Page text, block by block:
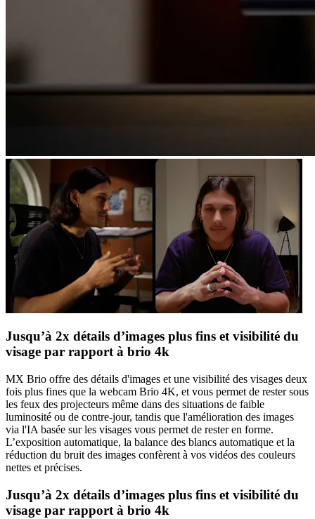
Jusqu’à 2x détails d’images plus fins et visibilité du
visage par rapport à brio 4k
MX Brio offre des détails d'images et une visibilité des visages deux
fois plus fines que la webcam Brio 4K, et vous permet de rester sous
les feux des projecteurs même dans des situations de faible
luminosité ou de contre-jour, tandis que l'amélioration des images
via l'IA basée sur les visages vous permet de rester en forme.
L’exposition automatique, la balance des blancs automatique et la
réduction du bruit des images confèrent à vos vidéos des couleurs
nettes et précises.
Jusqu’à 2x détails d’images plus fins et visibilité du
visage par rapport à brio 4k